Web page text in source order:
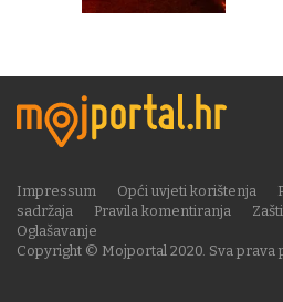
Copyright © Mojportal 2020. Sva prava
Impressum Opći uvjeti korištenja
sadržaja
Pravila komentiranja
Oglašavanje